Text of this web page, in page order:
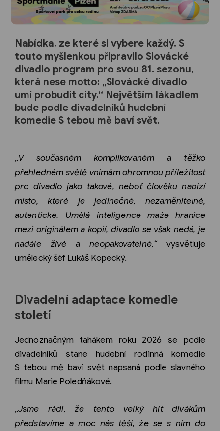
Nabídka, ze které si vybere každý. S
touto myšlenkou připravilo Slovácké
divadlo program pro svou 81. sezonu,
která nese motto: „Slovácké divadlo
umí probudit city.“ Největším lákadlem
bude podle divadelníků hudební
komedie S tebou mě baví svět.
„V současném komplikovaném a těžko
přehledném světě vnímám ohromnou příležitost
pro divadlo jako takové, neboť člověku nabízí
místo, které je jedinečné, nezaměnitelné,
autentické. Umělá inteligence maže hranice
mezi originálem a kopií, divadlo se však nedá, je
nadále živéa neopakovatelné,“
vysvětluje
umělecký šéf Lukáš Kopecký.
Divadelní adaptace komedie
století
Jednoznačným tahákem roku 2026 se podle
divadelníků stane hudební rodinná
komedie
S tebou mě baví svět napsaná podle slavného
filmu Marie Poledňákové.
„Jsme rádi,že tento velký hitdivákům
představíme a moc nás těší, že se s ním do